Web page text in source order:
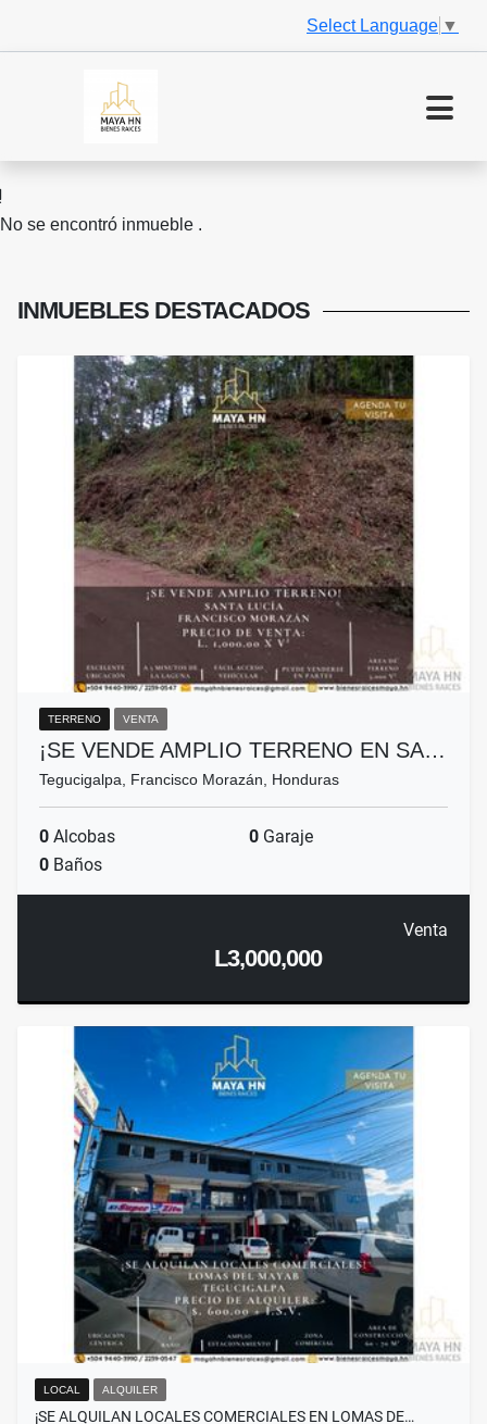
Select Language ▼
No se encontró inmueble .
INMUEBLES DESTACADOS
TERRENO VENTA
¡SE VENDE AMPLIO TERRENO EN SA…
Tegucigalpa, Francisco Morazán, Honduras
0 Alcobas 0 Garaje
0 Baños
Venta
L3,000,000
LOCAL ALQUILER
¡SE ALQUILAN LOCALES COMERCIALES EN LOMAS DE…